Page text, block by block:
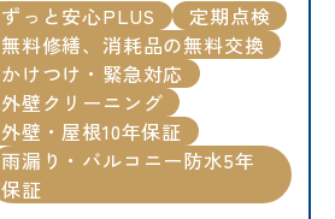
ずっと安心PLUS
定期点検
無料修繕、消耗品の無料交換
かけつけ・緊急対応
外壁クリーニング
外壁・屋根10年保証
雨漏り・バルコニー防水5年
保証